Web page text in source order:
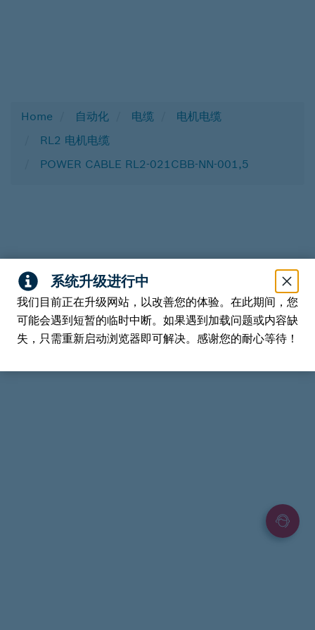
Home 自动化 电缆
电机电缆
RL2 电机电缆
POWER CABLE RL2-021CBB-NN-001,5
我们目前正在升级网站，以改善您的体验。在此期间，您
可能会遇到短暂的临时中断。如果遇到加载问题或内容缺
失，只需重新启动浏览器即可解决。感谢您的耐心等待！